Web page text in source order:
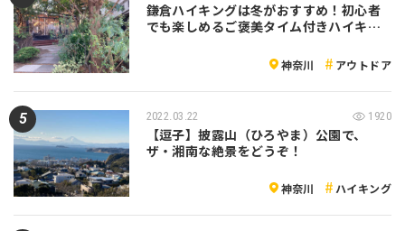
鎌倉ハイキングは冬がおすすめ！初心者
でも楽しめるご褒美タイム付きハイキ…
神奈川 アウトドア
2022.03.22 1920
【逗子】披露山（ひろやま）公園で、
ザ・湘南な絶景をどうぞ！
神奈川 ハイキング